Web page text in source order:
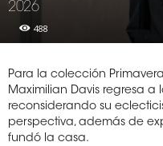
2026
488
Para la colección
Maximilian Davis regresa a
reconsiderando su
perspectiva, además de
fundó la casa.